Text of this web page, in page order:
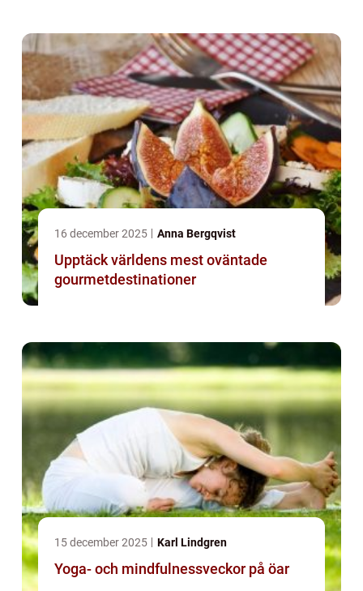
16 december 2025 Anna Bergqvist
Upptäck världens mest oväntade
gourmetdestinationer
15 december 2025 Karl Lindgren
Yoga- och mindfulnessveckor på öar